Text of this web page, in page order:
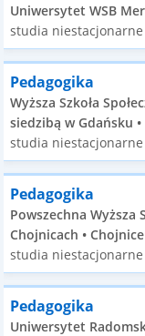
Uniwersytet WSB
studia niestacjonarne
Pedagogika
Wyższa Szkoła
siedzibą w Gdańsku
studia niestacjonarne
Pedagogika
Powszechna Wyższa
Chojnicach •
studia niestacjonarne
Pedagogika
Uniwersytet